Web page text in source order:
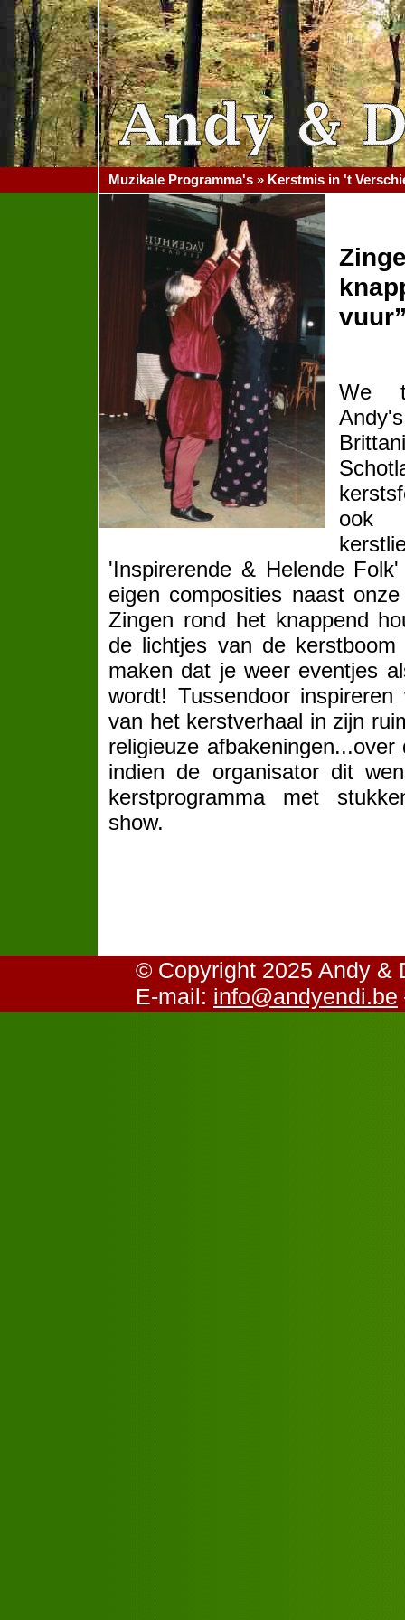
Muzikale Programma's » Kerstmis in 't
We
ook
'Inspirerende & Helende
eigen composities naast
Zingen rond het knappend
de lichtjes van de
maken dat je weer eventjes
wordt! Tussendoor
van het kerstverhaal in zijn
religieuze
indien de organisator dit
kerstprogramma met
show.
© Copyright 2025 Andy
E-mail: info@andyendi.be